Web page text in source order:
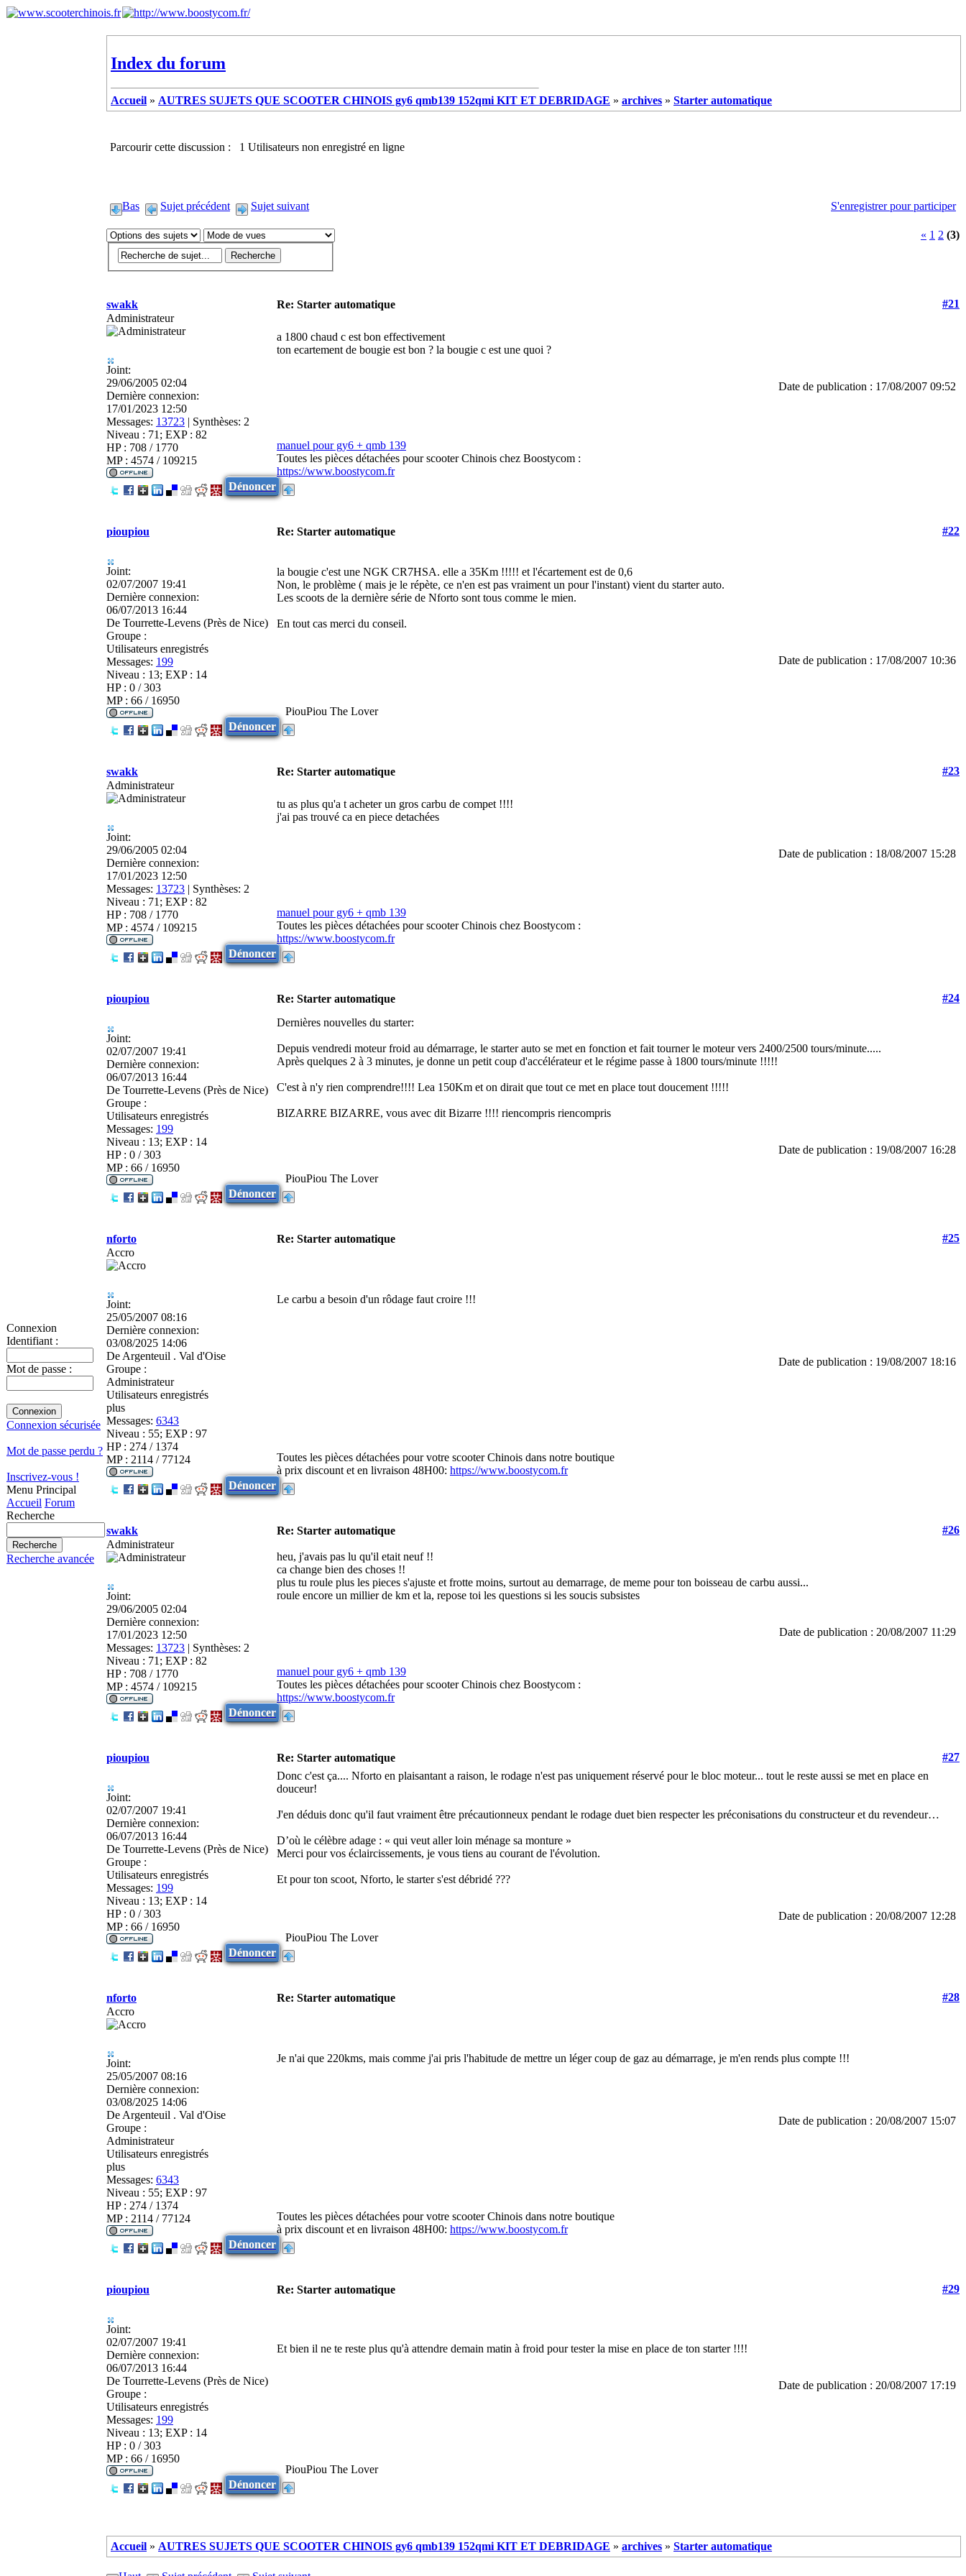
Connexion
Identifiant :
Mot de passe :
Connexion sécurisée
Mot de passe perdu ?
Inscrivez-vous !
Menu Principal
Accueil Forum
Recherche
Recherche avancée
Index du forum
Accueil » AUTRES SUJETS QUE SCOOTER CHINOIS gy6 qmb139 152qmi KIT ET DEBRIDAGE » archives » Starter automatique
Parcourir cette discussion : 1 Utilisateurs non enregistré en ligne
Bas Sujet précédent Sujet suivant S'enregistrer pour participer
« 1 2 (3)
swakk Re: Starter automatique
#21
Administrateur
Joint:
29/06/2005 02:04
Dernière connexion:
17/01/2023 12:50
Messages: 13723 | Synthèses: 2
Niveau : 71; EXP : 82
HP : 708 / 1770
MP : 4574 / 109215
a 1800 chaud c est bon effectivement
ton ecartement de bougie est bon ? la bougie c est une quoi ?
Date de publication : 17/08/2007 09:52
manuel pour gy6 + qmb 139
Toutes les pièces détachées pour scooter Chinois chez Boostycom :
https://www.boostycom.fr
Dénoncer
pioupiou Re: Starter automatique #22
Joint:
02/07/2007 19:41
Dernière connexion:
06/07/2013 16:44
De Tourrette-Levens (Près de Nice)
Groupe :
Utilisateurs enregistrés
Messages: 199
Niveau : 13; EXP : 14
HP : 0 / 303
MP : 66 / 16950
la bougie c'est une NGK CR7HSA. elle a 35Km !!!!! et l'écartement est de 0,6
Non, le problème ( mais je le répète, ce n'en est pas vraiment un pour l'instant) vient du starter auto.
Les scoots de la dernière série de Nforto sont tous comme le mien.
En tout cas merci du conseil.
Date de publication : 17/08/2007 10:36
PiouPiou The Lover
Dénoncer
swakk Re: Starter automatique
#23
Administrateur
Joint:
29/06/2005 02:04
Dernière connexion:
17/01/2023 12:50
Messages: 13723 | Synthèses: 2
Niveau : 71; EXP : 82
HP : 708 / 1770
MP : 4574 / 109215
tu as plus qu'a t acheter un gros carbu de compet !!!!
j'ai pas trouvé ca en piece detachées
Date de publication : 18/08/2007 15:28
manuel pour gy6 + qmb 139
Toutes les pièces détachées pour scooter Chinois chez Boostycom :
https://www.boostycom.fr
Dénoncer
pioupiou Re: Starter automatique #24
Joint:
02/07/2007 19:41
Dernière connexion:
06/07/2013 16:44
De Tourrette-Levens (Près de Nice)
Groupe :
Utilisateurs enregistrés
Messages: 199
Niveau : 13; EXP : 14
HP : 0 / 303
MP : 66 / 16950
Dernières nouvelles du starter:
Depuis vendredi moteur froid au démarrage, le starter auto se met en fonction et fait tourner le moteur vers 2400/2500 tours/minute.....
Après quelques 2 à 3 minutes, je donne un petit coup d'accélérateur et le régime passe à 1800 tours/minute !!!!!
C'est à n'y rien comprendre!!!! Lea 150Km et on dirait que tout ce met en place tout doucement !!!!!
BIZARRE BIZARRE, vous avec dit Bizarre !!!! riencompris riencompris
Date de publication : 19/08/2007 16:28
PiouPiou The Lover
Dénoncer
nforto Re: Starter automatique
#25
Accro
Joint:
25/05/2007 08:16
Dernière connexion:
03/08/2025 14:06
De Argenteuil . Val d'Oise
Groupe :
Administrateur
Utilisateurs enregistrés
plus
Messages: 6343
Niveau : 55; EXP : 97
HP : 274 / 1374
MP : 2114 / 77124
Le carbu a besoin d'un rôdage faut croire !!!
Date de publication : 19/08/2007 18:16
Toutes les pièces détachées pour votre scooter Chinois dans notre boutique
à prix discount et en livraison 48H00: https://www.boostycom.fr
Dénoncer
swakk Re: Starter automatique
#26
Administrateur
Joint:
29/06/2005 02:04
Dernière connexion:
17/01/2023 12:50
Messages: 13723 | Synthèses: 2
Niveau : 71; EXP : 82
HP : 708 / 1770
MP : 4574 / 109215
heu, j'avais pas lu qu'il etait neuf !!
ca change bien des choses !!
plus tu roule plus les pieces s'ajuste et frotte moins, surtout au demarrage, de meme pour ton boisseau de carbu aussi...
roule encore un millier de km et la, repose toi les questions si les soucis subsistes
Date de publication : 20/08/2007 11:29
manuel pour gy6 + qmb 139
Toutes les pièces détachées pour scooter Chinois chez Boostycom :
https://www.boostycom.fr
Dénoncer
pioupiou Re: Starter automatique #27
Joint:
02/07/2007 19:41
Dernière connexion:
06/07/2013 16:44
De Tourrette-Levens (Près de Nice)
Groupe :
Utilisateurs enregistrés
Messages: 199
Niveau : 13; EXP : 14
HP : 0 / 303
MP : 66 / 16950
Donc c'est ça.... Nforto en plaisantant a raison, le rodage n'est pas uniquement réservé pour le bloc moteur... tout le reste aussi se met en place en
douceur!
J'en déduis donc qu'il faut vraiment être précautionneux pendant le rodage duet bien respecter les préconisations du constructeur et du revendeur…
D’où le célèbre adage : « qui veut aller loin ménage sa monture »
Merci pour vos éclaircissements, je vous tiens au courant de l'évolution.
Et pour ton scoot, Nforto, le starter s'est débridé ???
Date de publication : 20/08/2007 12:28
PiouPiou The Lover
Dénoncer
nforto Re: Starter automatique
#28
Accro
Joint:
25/05/2007 08:16
Dernière connexion:
03/08/2025 14:06
De Argenteuil . Val d'Oise
Groupe :
Administrateur
Utilisateurs enregistrés
plus
Messages: 6343
Niveau : 55; EXP : 97
HP : 274 / 1374
MP : 2114 / 77124
Je n'ai que 220kms, mais comme j'ai pris l'habitude de mettre un léger coup de gaz au démarrage, je m'en rends plus compte !!!
Date de publication : 20/08/2007 15:07
Toutes les pièces détachées pour votre scooter Chinois dans notre boutique
à prix discount et en livraison 48H00: https://www.boostycom.fr
Dénoncer
pioupiou Re: Starter automatique #29
Joint:
02/07/2007 19:41
Dernière connexion:
06/07/2013 16:44
De Tourrette-Levens (Près de Nice)
Groupe :
Utilisateurs enregistrés
Messages: 199
Niveau : 13; EXP : 14
HP : 0 / 303
MP : 66 / 16950
Et bien il ne te reste plus qu'à attendre demain matin à froid pour tester la mise en place de ton starter !!!!
Date de publication : 20/08/2007 17:19
PiouPiou The Lover
Dénoncer
Accueil » AUTRES SUJETS QUE SCOOTER CHINOIS gy6 qmb139 152qmi KIT ET DEBRIDAGE » archives » Starter automatique